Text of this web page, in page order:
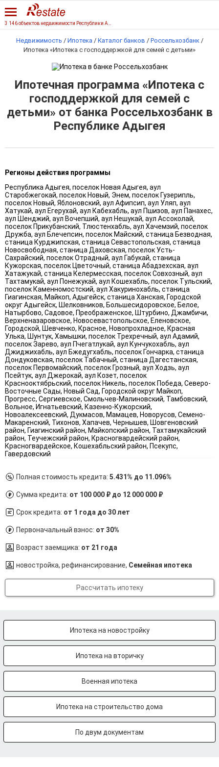
Недвижимость / Ипотека / Каталог банков / Россельхозбанк /
Ипотека «Ипотека с господдержкой для семей с детьми»
Ипотечная программа «Ипотека с
господдержкой для семей с
детьми» от банка Россельхозбанк в
Республике Адыгея
Регионы действия программы
Республика Адыгея, поселок Новая Адыгея, аул
Старобжегокай, поселок Новый, Энем, поселок Гузерипль,
поселок Новый, Яблоновский, аул Афипсип, аул Уляп, аул
Хатукай, аул Егерухай, аул Кабехабль, аул Пшизов, аул Панахес,
аул Шенджий, аул Вочепший, аул Нешукай, аул Ассоколай,
поселок Прикубанский, Тлюстенхабль, аул Хачемзий, поселок
Дружба, аул Блечепсин, поселок Майский, станица Безводная,
станица Курджипская, станица Севастопольская, станица
Новосвободная, станица Даховская, поселок Усть-
Сахрайский, поселок Отрадный, аул Габукай, станица
Кужорская, поселок Цветочный, станица Абадзехская, аул
Хатажукай, станица Келермесская, поселок Совхозный, аул
Тахтамукай, аул Понежукай, аул Кошехабль, поселок Тульский,
поселок Каменномостский, аул Хакуринохабль, станица
Гиагинская, Майкоп, Адыгейск, станица Ханская, Городской
округ Адыгейск, Шелковников, Большесидоровское, Белое,
Натырбово, Садовое, Преображенское, Штурбино, Джамбичи,
Верхненазаровское, Новосевастопольское, Еленовское,
Городской, Шевченко, Красное, Новопрохладное, Красная
Улька, Шунтук, Хамышки, поселок Трехречный, аул Адамий,
поселок Зарево, аул Пчегатлукай, аул Кунчукохабль, аул
Джиджихабль, аул Бжедугхабль, поселок Гончарка, станица
Дондуковская, поселок Табачный, станица Дагестанская,
поселок Первомайский, поселок Грозный, аул Ходзь, аул
Псейтук, аул Джерокай, аул Козет, поселок
Краснооктябрьский, поселок Никель, поселок Победа, Северо-
Восточные Сады, Новый Сад, Городской округ Майкоп,
Прогресс, Сергиевское, Смольчев-Малиновский, Тамбовский,
Вольное, Игнатьевский, Казенно-Кужорский,
Новоалексеевский, Дукмасов, Мамацев, Новорусов, Семено-
Макаренский, Тихонов, Хапачев, Чернышев, Шовгеновский
район, Гиагинский район, Майкопский район, Тахтамукайский
район, Теучежский район, Красногвардейский район,
Красногвардейское, Кошехабльский район, Псекупс,
Гавердовский
Полная стоимость кредита: 5.431% до 11.096%
Сумма кредита: от 100 000 ₽ до 12 000 000 ₽
Срок кредита: от 1 года до 30 лет
Первоначальный взнос: от 30%
Возраст заемщика: от 21 года
новостройка, рефинансирование, Семейная ипотека
Рассчитать ипотеку
Ипотека на новостройку
Ипотека на вторичку
Военная ипотека
Ипотека на строительство дома
По двум документам